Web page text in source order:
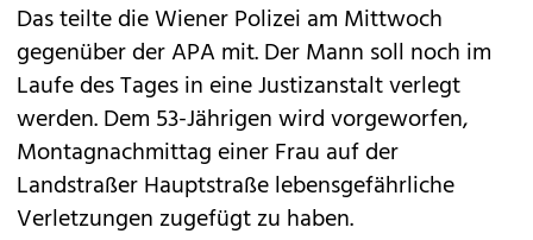
Das teilte die Wiener Polizei am Mittwoch
gegenüber der APA mit. Der Mann soll noch im
Laufe des Tages in eine Justizanstalt verlegt
werden. Dem 53-Jährigen wird vorgeworfen,
Montagnachmittag einer Frau auf der
Landstraßer Hauptstraße lebensgefährliche
Verletzungen zugefügt zu haben.